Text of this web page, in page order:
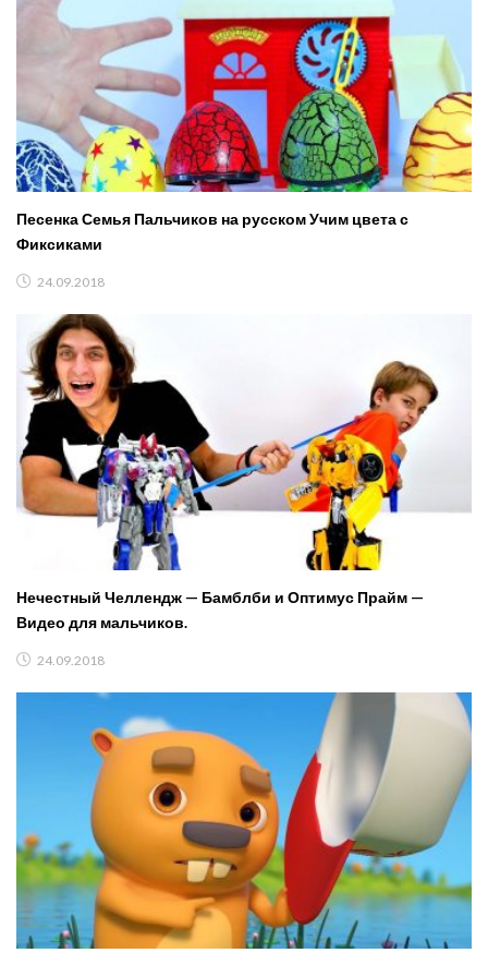
Песенка Семья Пальчиков на русском Учим цвета с
Фиксиками
24.09.2018
Нечестный Челлендж — Бамблби и Оптимус Прайм —
Видео для мальчиков.
24.09.2018